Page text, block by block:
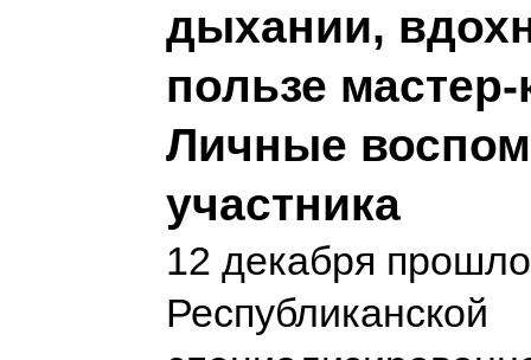
дыхании,
пользе
Личные
участника
12 декабря
Республиканской